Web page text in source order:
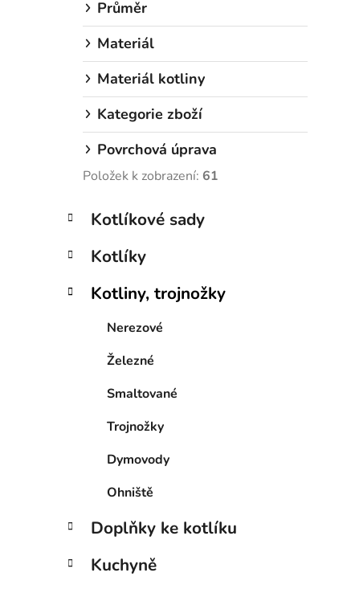
Průměr
Materiál
Materiál kotliny
Kategorie zboží
Povrchová úprava
Položek k zobrazení: 61
Přeskočit
kategorie
K
a
e
o
Kotlíkové sady
Kotlíky
Kotliny, trojnožky
Nerezové
Železné
Smaltované
Trojnožky
Dymovody
Ohniště
Doplňky ke kotlíku
Kuchyně